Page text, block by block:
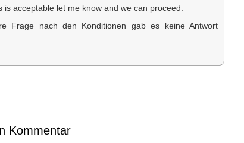
is acceptable let me know and we can proceed.
Frage nach den Konditionen gab es keine Antwort
Kommentar